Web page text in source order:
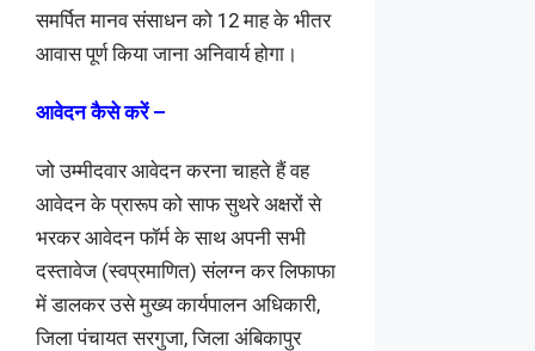
समर्पित मानव संसाधन को 12 माह के भीतर
आवास पूर्ण किया जाना अनिवार्य होगा।
आवेदन कैसे करें –
जो उम्मीदवार आवेदन करना चाहते हैं वह
आवेदन के प्रारूप को साफ सुथरे अक्षरों से
भरकर आवेदन फॉर्म के साथ अपनी सभी
दस्तावेज (स्वप्रमाणित) संलग्न कर लिफाफा
में डालकर उसे मुख्य कार्यपालन अधिकारी,
जिला पंचायत सरगुजा, जिला अंबिकापुर